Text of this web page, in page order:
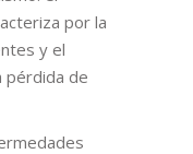
por la
y el
pérdida de